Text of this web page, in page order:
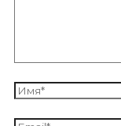
Имя*
Email*